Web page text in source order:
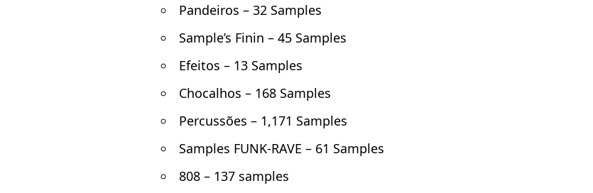
Pandeiros – 32 Samples
Sample’s Finin – 45 Samples
Efeitos – 13 Samples
Chocalhos – 168 Samples
Percussões – 1,171 Samples
Samples FUNK-RAVE – 61 Samples
808 – 137 samples